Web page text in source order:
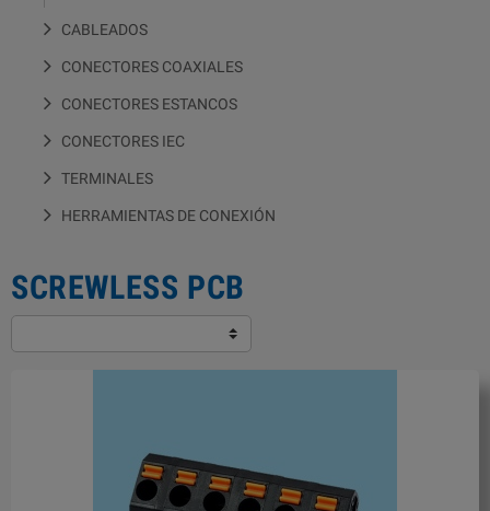
CABLEADOS
CONECTORES COAXIALES
CONECTORES ESTANCOS
CONECTORES IEC
TERMINALES
HERRAMIENTAS DE CONEXIÓN
SCREWLESS PCB